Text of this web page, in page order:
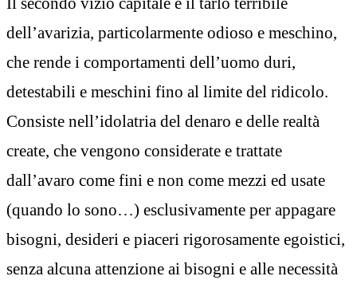
dell’avarizia, particolarmente odioso e meschino,
che rende i comportamenti dell’uomo duri,
detestabili e meschini fino al limite del ridicolo.
Consiste nell’idolatria del denaro e delle realtà
create, che vengono considerate e trattate
dall’avaro come fini e non come mezzi ed usate
(quando lo sono…) esclusivamente per appagare
bisogni, desideri e piaceri rigorosamente egoistici,
senza alcuna attenzione ai bisogni e alle necessità